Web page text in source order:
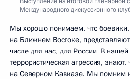
Международного дискуссионного
Мы хорошо понимаем, что
на Ближнем Востоке, представляют
числе для нас, для России. В нашей
террористическая агрессия, знают,
на Северном Кавказе. Мы помним